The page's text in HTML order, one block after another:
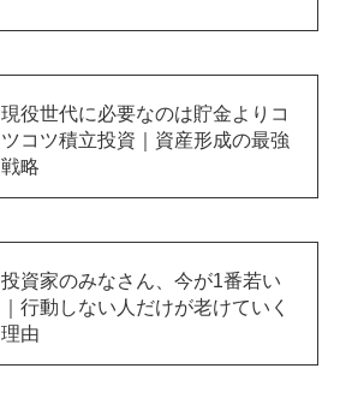
現役世代に必要なのは貯金よりコ
ツコツ積立投資｜資産形成の最強
戦略
投資家のみなさん、今が1番若い
｜行動しない人だけが老けていく
理由